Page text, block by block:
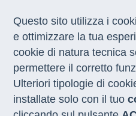
CHI SIAMO
COSA FACCIAMO
I NOSTRI SERVIZI
MEDIA
CON LE REGIONI
Questo sito utilizza i
e ottimizzare la tua
cookie di natura tecnica
permettere il corretto
Ulteriori tipologie di
installate solo con il tuo